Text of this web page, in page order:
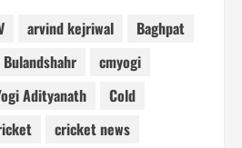
arvind kejriwal
Baghpat
Bulandshahr
cmyogi
Adityanath
Cold
cricket news